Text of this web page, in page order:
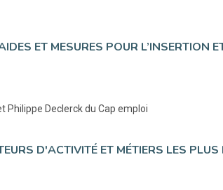
ET MESURES POUR L’INSERTION
Philippe Declerck du Cap emploi
D'ACTIVITÉ ET MÉTIERS LES